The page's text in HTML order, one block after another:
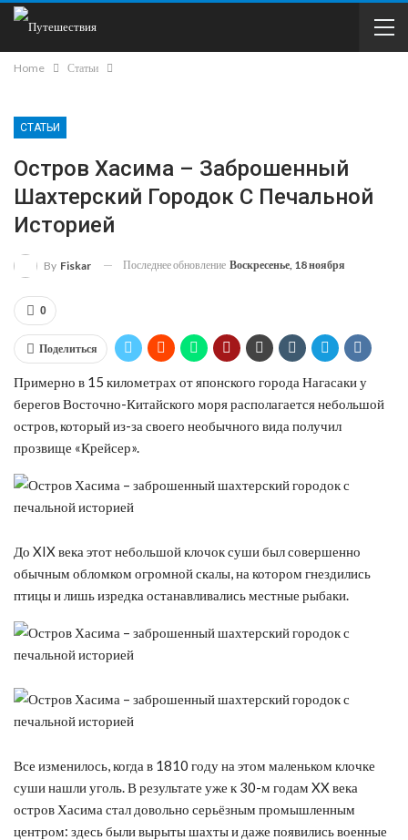
Home Статьи
СТАТЬИ
Остров Хасима – Заброшенный
Шахтерский Городок С Печальной
Историей
By Fiskar Последнее обновление Воскресенье, 18 ноября
0
Поделиться
Примерно в 15 километрах от японского города Нагасаки у
берегов Восточно-Китайского моря располагается небольшой
остров, который из-за своего необычного вида получил
прозвище «Крейсер».
До XIX века этот небольшой клочок суши был совершенно
обычным обломком огромной скалы, на котором гнездились
птицы и лишь изредка останавливались местные рыбаки.
Все изменилось, когда в 1810 году на этом маленьком клочке
суши нашли уголь. В результате уже к 30-м годам XX века
остров Хасима стал довольно серьёзным промышленным
центром: здесь были вырыты шахты и даже появились военные